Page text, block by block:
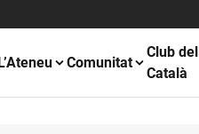
Comunitat
Club del
Català